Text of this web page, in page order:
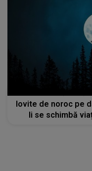
lovite de noroc pe
li se schimbă